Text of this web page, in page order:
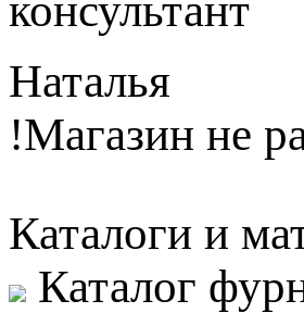
консультант
Наталья
!Магазин не
Каталоги и
Каталог